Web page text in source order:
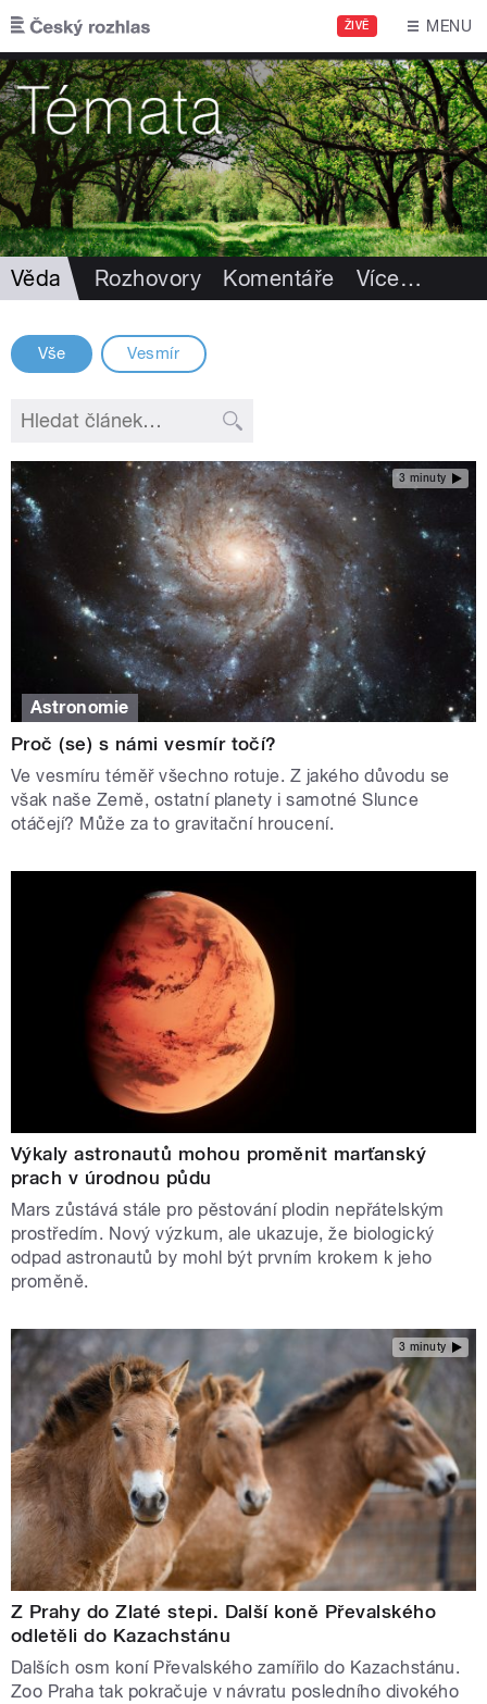
Přejít k hlavnímu obsahu
ŽIVĚ MENU
Věda Rozhovory Komentáře Více…
Vše Vesmír
3 minuty
Astronomie
Proč (se) s námi vesmír točí?
Ve vesmíru téměř všechno rotuje. Z jakého důvodu se
však naše Země, ostatní planety i samotné Slunce
otáčejí? Může za to gravitační hroucení.
Výkaly astronautů mohou proměnit marťanský
prach v úrodnou půdu
Mars zůstává stále pro pěstování plodin nepřátelským
prostředím. Nový výzkum, ale ukazuje, že biologický
odpad astronautů by mohl být prvním krokem k jeho
proměně.
3 minuty
Z Prahy do Zlaté stepi. Další koně Převalského
odletěli do Kazachstánu
Dalších osm koní Převalského zamířilo do Kazachstánu.
Zoo Praha tak pokračuje v návratu posledního divokého